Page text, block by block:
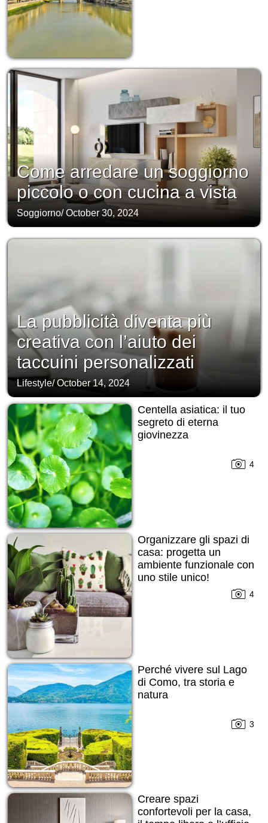
Come arredare un soggiorno
piccolo o con cucina a vista
Soggiorno/October 30, 2024
La pubblicità diventa più
creativa con l’aiuto dei
taccuini personalizzati
Lifestyle/October 14, 2024
Centella asiatica: il tuo
segreto di eterna
giovinezza
4
Organizzare gli spazi di
casa: progetta un
ambiente funzionale con
uno stile unico!
4
Perché vivere sul Lago
di Como, tra storia e
natura
3
Creare spazi
confortevoli per la casa,